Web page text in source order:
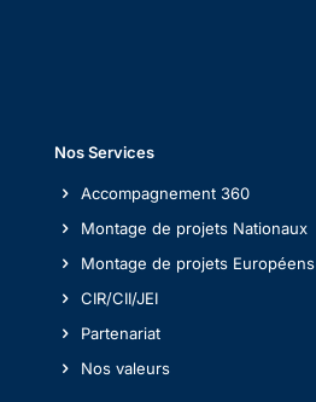
Nos Services
Accompagnement 360
Montage de projets Nationaux
Montage de projets Européens
CIR/CII/JEI
Partenariat
Nos valeurs